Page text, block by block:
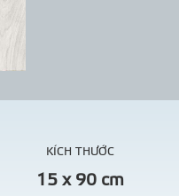
KÍCH THƯỚC
15 x 90 cm